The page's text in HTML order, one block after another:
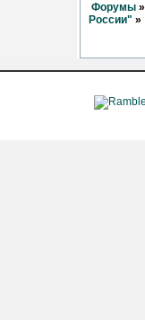
Форумы »
России" »